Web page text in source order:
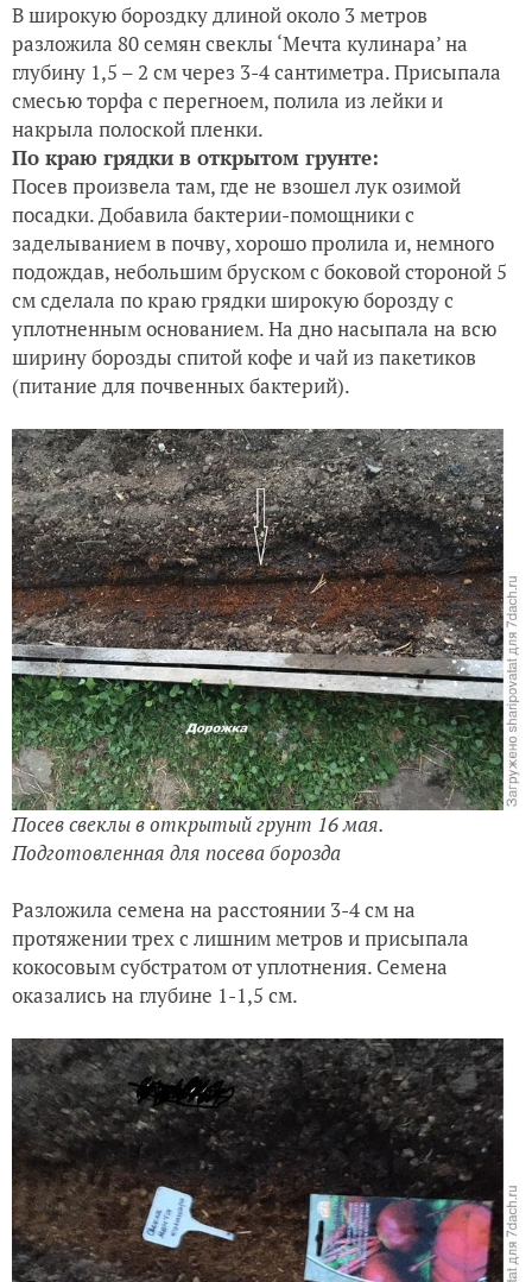
В широкую бороздку длиной около 3 метров
разложила 80 семян свеклы ‘Мечта кулинара’ на
глубину 1,5 – 2 см через 3-4 сантиметра. Присыпала
смесью торфа с перегноем, полила из лейки и
накрыла полоской пленки.
По краю грядки в открытом грунте:
Посев произвела там, где не взошел лук озимой
посадки. Добавила бактерии-помощники с
заделыванием в почву, хорошо пролила и, немного
подождав, небольшим бруском с боковой стороной 5
см сделала по краю грядки широкую борозду с
уплотненным основанием. На дно насыпала на всю
ширину борозды спитой кофе и чай из пакетиков
(питание для почвенных бактерий).
Посев свеклы в открытый грунт 16 мая.
Подготовленная для посева борозда
Разложила семена на расстоянии 3-4 см на
протяжении трех с лишним метров и присыпала
кокосовым субстратом от уплотнения. Семена
оказались на глубине 1-1,5 см.